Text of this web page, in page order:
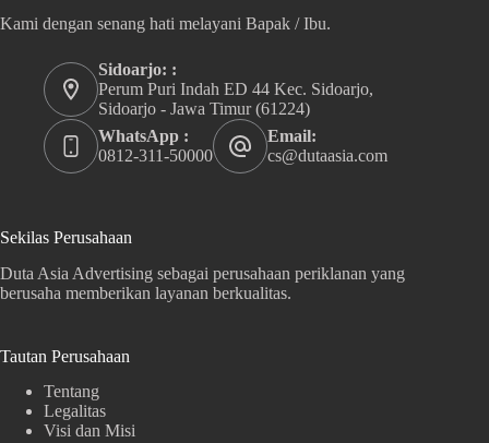
Kami dengan senang hati melayani Bapak / Ibu.
Sidoarjo: :
Perum Puri Indah ED 44 Kec. Sidoarjo,
Sidoarjo - Jawa Timur (61224)
WhatsApp :
0812-311-50000
Email:
cs@dutaasia.com
Sekilas Perusahaan
Duta Asia Advertising sebagai perusahaan periklanan yang
berusaha memberikan layanan berkualitas.
Tautan Perusahaan
Tentang
Legalitas
Visi dan Misi